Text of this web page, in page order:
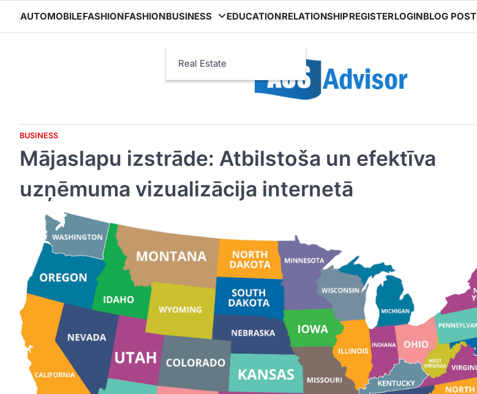
content
AUTOMOBILEFASHIONFASHIONBUSINESS
Real Estate
EDUCATIONRELATIONSHIPREGISTERLOGINBLOG POST
BUSINESS
Mājaslapu izstrāde: Atbilstoša un efektīva
uzņēmuma vizualizācija internetā